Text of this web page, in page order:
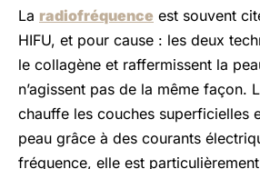
La radiofréquence est souvent
HIFU, et pour cause : les deux
le collagène et raffermissent la
n’agissent pas de la même façon.
chauffe les couches superficielles
peau grâce à des courants
fréquence, elle est